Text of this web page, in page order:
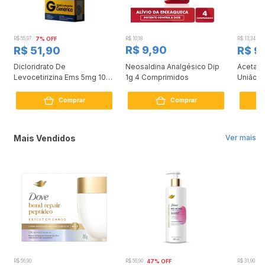
R$ 55,97 7% OFF
R$ 51,90
Dicloridrato De
Levocetirizina Ems 5mg 10
Comprar
R$ 10,18
R$ 9,90
Neosaldina Analgésico Dip
1g 4 Comprimidos
Comprar
R$ 13,34
R$
Acetato
União
Ver mais
Mais Vendidos
R$ 56,90 R$ 56,90 47% OFF R$ 31,90